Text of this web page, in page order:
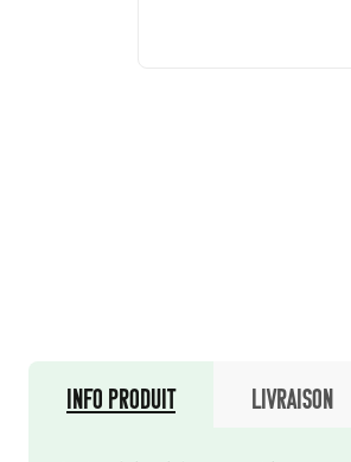
Info produit Livraison